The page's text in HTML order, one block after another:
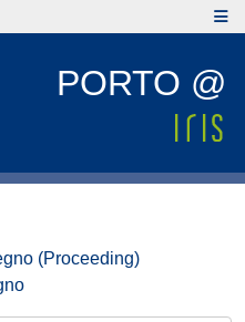
PORTO @
(Proceeding)